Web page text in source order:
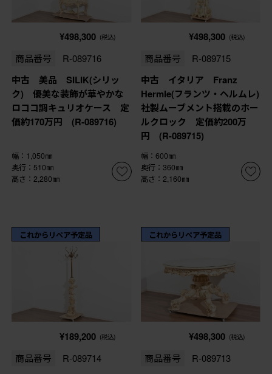
¥498,300 (税込)
商品番号 R-089716
中古 美品 SILIK(シリッ
ク) 優美な装飾が華やかな
ロココ調キュリオケース 定
価約170万円 (R-089716)
幅：1,050㎜
奥行：510㎜
高さ：2,280㎜
¥498,300 (税込)
商品番号 R-089715
中古 イタリア Franz
Hermle(フランツ・ヘルムレ)
社製ムーブメント搭載のホー
ルクロック 定価約200万
円 (R-089715)
幅：600㎜
奥行：360㎜
高さ：2,160㎜
これからリペア予定品
¥189,200 (税込)
商品番号 R-089714
これからリペア予定品
¥498,300 (税込)
商品番号 R-089713